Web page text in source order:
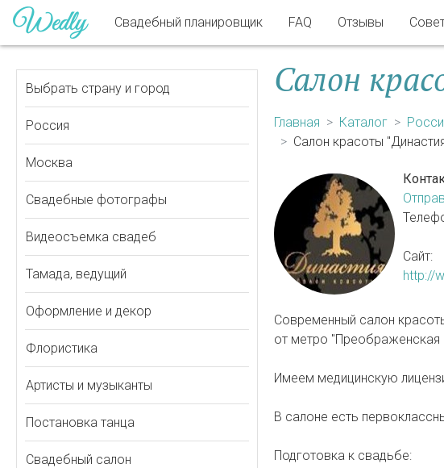
Свадебный планировщик FAQ Отзывы
Салон
Главная Каталог
Салон красоты
Сайт:
http://
Современный салон
от метро "Преображенская
Имеем медицинскую
В салоне есть
Подготовка к свадьбе:
Выбрать страну и город
Россия
Москва
Свадебные фотографы
Видеосъемка свадеб
Тамада, ведущий
Оформление и декор
Флористика
Артисты и музыканты
Постановка танца
Свадебный салон